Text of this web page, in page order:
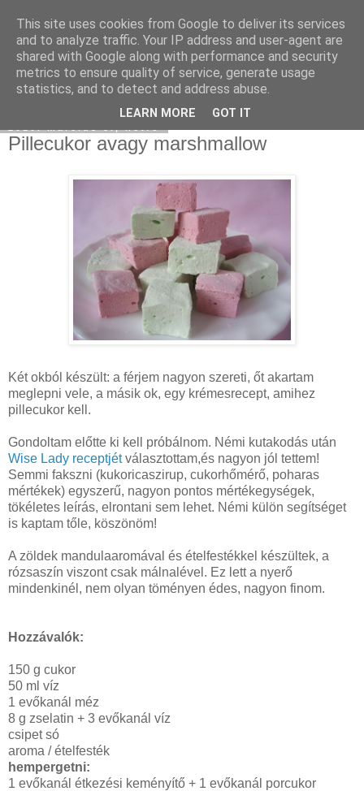
Moha Konyha
Pillecukor avagy marshmallow
Két okból készült: a férjem nagyon szereti, őt akartam
meglepni vele, a másik ok, egy krémesrecept, amihez
pillecukor kell.
Gondoltam előtte ki kell próbálnom. Némi kutakodás után
Wise Lady receptjétválasztottam,és nagyon jól tettem!
Semmi fakszni (kukoricaszirup, cukorhőmérő, poharas
mértékek) egyszerű, nagyon pontos mértékegységek,
tökéletes leírás, elrontani sem lehet. Némi külön segítséget
is kaptam tőle, köszönöm!
A zöldek mandulaaromával és ételfestékkel készültek, a
rózsaszín viszont csak málnalével. Ez lett a nyerő
mindenkinél, nem olyan töményen édes, nagyon finom.
Hozzávalók:
150 g cukor
50 ml víz
1 evőkanál méz
8 g zselatin + 3 evőkanál víz
csipet só
aroma / ételfesték
hempergetni:
1 evőkanál étkezési keményítő + 1 evőkanál porcukor
This site uses cookies from Google to deliver its services
and to analyze traffic. Your IP address and user-agent are
shared with Google along with performance and security
metrics to ensure quality of service, generate usage
statistics, and to detect and address abuse.
LEARN MORE GOT IT